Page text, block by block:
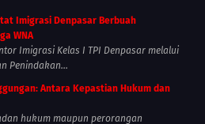
Imigrasi Denpasar Berbuah
WNA
Imigrasi Kelas I TPI Denpasar melalui
Penindakan...
Antara Kepastian Hukum dan
hukum maupun perorangan